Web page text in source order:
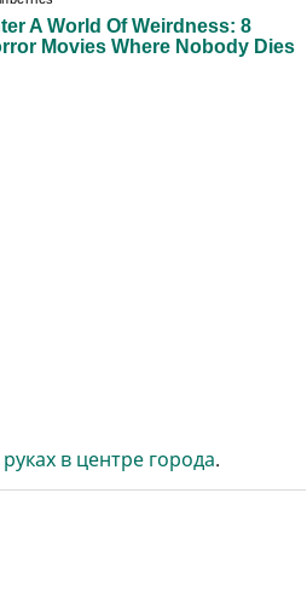
в центре города.